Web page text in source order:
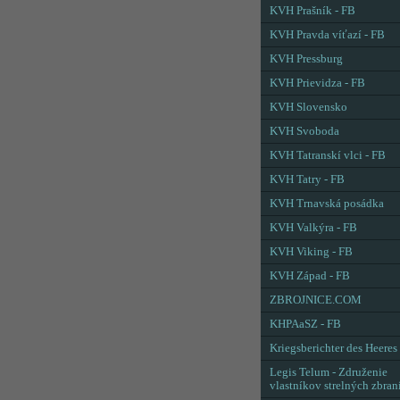
KVH Prašník - FB
KVH Pravda víťazí - FB
KVH Pressburg
KVH Prievidza - FB
KVH Slovensko
KVH Svoboda
KVH Tatranskí vlci - FB
KVH Tatry - FB
KVH Trnavská posádka
KVH Valkýra - FB
KVH Viking - FB
KVH Západ - FB
ZBROJNICE.COM
KHPAaSZ - FB
Kriegsberichter des Heeres
Legis Telum - Združenie
vlastníkov strelných